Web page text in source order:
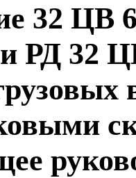
32 ЦВ
РД 32